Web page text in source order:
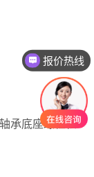
承底座螺栓松
报价热线